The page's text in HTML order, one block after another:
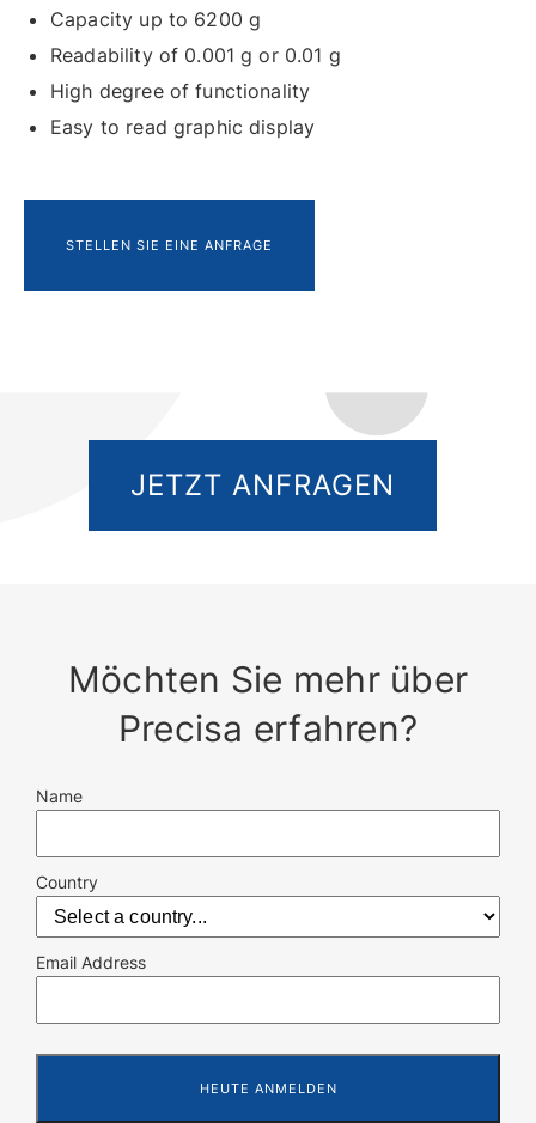
Capacity up to 6200 g
Readability of 0.001 g or 0.01 g
High degree of functionality
Easy to read graphic display
STELLEN SIE EINE ANFRAGE
JETZT ANFRAGEN
Möchten Sie mehr über
Precisa erfahren?
Name
Country
Email Address